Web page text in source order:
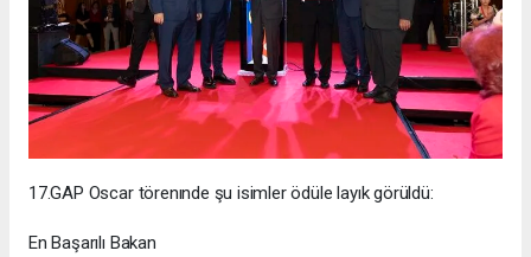
17.GAP Oscar törenınde şu isimler ödüle layık görüldü:
En Başarılı Bakan